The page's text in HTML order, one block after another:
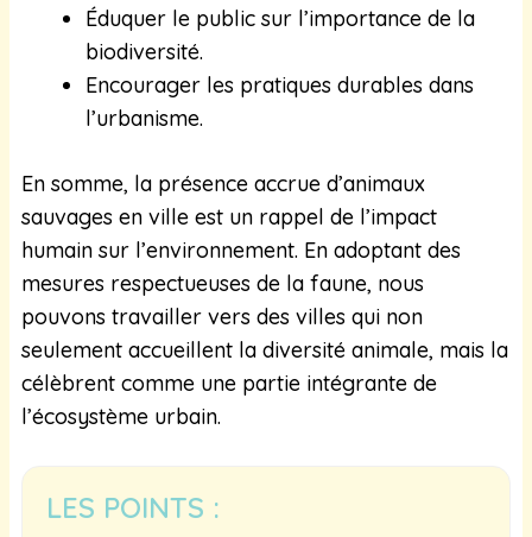
Éduquer le public sur l’importance de la
biodiversité.
Encourager les pratiques durables dans
l’urbanisme.
En somme, la présence accrue d’animaux
sauvages en ville est un rappel de l’impact
humain sur l’environnement. En adoptant des
mesures respectueuses de la faune, nous
pouvons travailler vers des villes qui non
seulement accueillent la diversité animale, mais la
célèbrent comme une partie intégrante de
l’écosystème urbain.
LES POINTS :